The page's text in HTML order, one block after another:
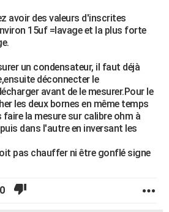
avoir des valeurs d'inscrites
15uf =lavage et la plus forte
un condensateur, il faut déjà
déconnecter le
avant de le mesurer.Pour le
les deux bornes en même temps
la mesure sur calibre ohm à
dans l'autre en inversant les
pas chauffer ni être gonflé signe
0